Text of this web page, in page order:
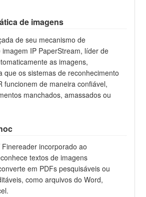
de imagens
de seu mecanismo de
IP PaperStream, líder de
as imagens,
que os sistemas de reconhecimento
funcionem de maneira confiável,
manchados, amassados ​​ou
Finereader incorporado ao
textos de imagens
em PDFs pesquisáveis ​​ou
como arquivos do Word,